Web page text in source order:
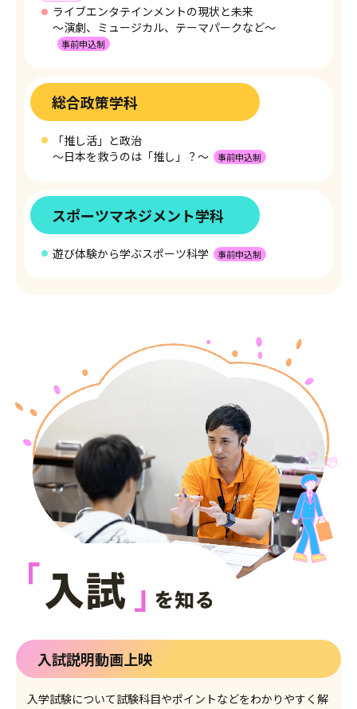
ライブエンタテインメントの現状と未来
～演劇、ミュージカル、テーマパークなど～
事前申込制
総合政策学科
「推し活」と政治
～日本を救うのは「推し」？～
事前申込制
スポーツマネジメント学科
遊び体験から学ぶスポーツ科学 事前申込制
入試説明動画上映
入学試験について試験科目やポイントなどをわかりやすく解